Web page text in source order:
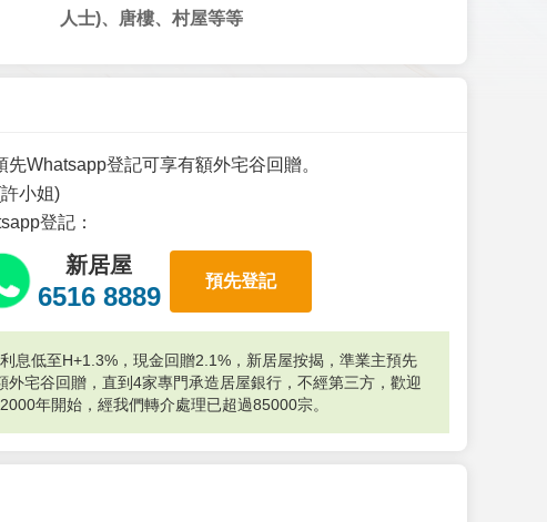
人士)、唐樓、村屋等等
Whatsapp登記可享有額外宅谷回贈。
小姐)
登記：
新居屋
6516 8889
預先登記
息低至H+1.3%，現金回贈2.1%，新居屋按揭，準業主預先
外宅谷回贈，直到4家專門承造居屋銀行，不經第三方，歡迎
年開始，經我們轉介處理已超過85000宗。